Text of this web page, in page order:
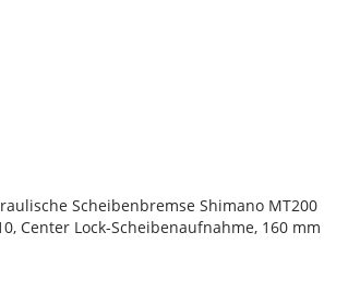
Scheibenbremse Shimano MT200
Center Lock-Scheibenaufnahme, 160 mm